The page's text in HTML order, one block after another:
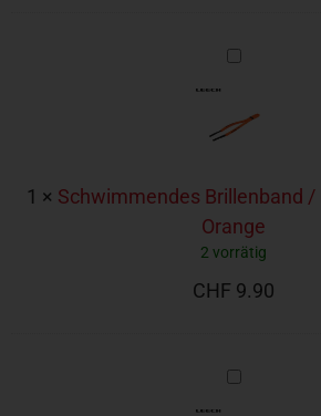
Brillenband
Orange
1 × Schwimmendes Brillenband /
Orange
2 vorrätig
CHF 9.90
Brillenband